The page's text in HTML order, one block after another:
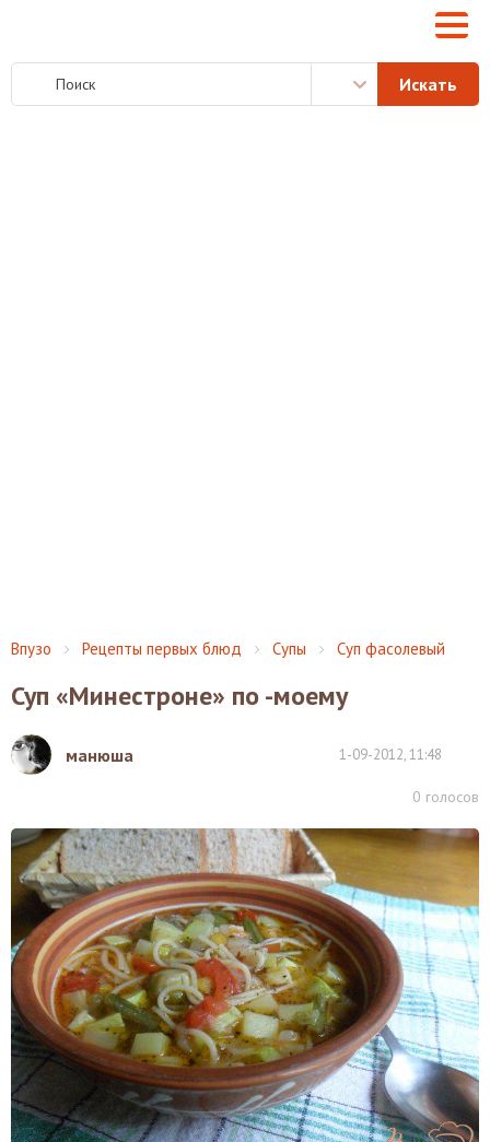
Впузо Рецепты первых блюд Супы Суп фасолевый
Суп «Минестроне» по -моему
манюша 1-09-2012, 11:48
0 голосов